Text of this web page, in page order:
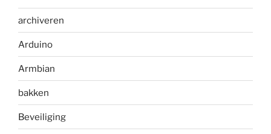
archiveren
Arduino
Armbian
bakken
Beveiliging